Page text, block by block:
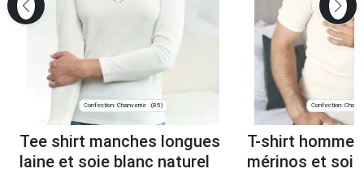
Confection: Chanverrie (85)
Tee shirt manches longues
laine et soie blanc naturel
Confection:
T-shirt homme
mérinos et